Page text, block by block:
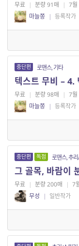
무료 | 분량 91매 | 7월
마늘쫑 | 등록작가
중단편 로맨스, 기타
텍스트 무비 – 4.
무료 | 분량 98매 | 7월
마늘쫑 | 등록작가
중단편 독점 로맨스, 추
그 골목, 바람이
무료 | 분량 200매 | 7
무성
| 일반작가